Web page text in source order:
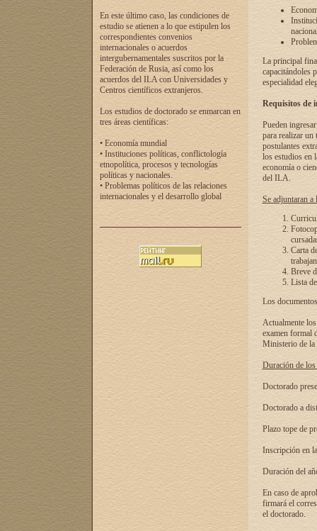
En este último caso, las condiciones de
estudio se atienen a lo que estipulen los
correspondientes convenios
internacionales o acuerdos
intergubernamentales suscritos por la
Federación de Rusia, así como los
acuerdos del ILA con Universidades y
Centros científicos extranjeros.
Los estudios de doctorado se enmarcan en
tres áreas científicas:
• Economía mundial
• Instituciones políticas, conflictología
etnopolítica, procesos y tecnologías
políticas y nacionales.
• Problemas políticos de las relaciones
internacionales y el desarrollo global
La principal
capacitándoles
especialidad
Requisitos de
Pueden
para realizar un
postulantes
los estudios en
economía o
del ILA.
Se adjuntaran a
Carta
Breve
Lista
Los
Actualmente
examen formal
Ministerio de la
Duración de
Doctorado
Doctorado a
Plazo tope de
Inscripción en
Duración del
En caso de
firmará el
el doctorado.